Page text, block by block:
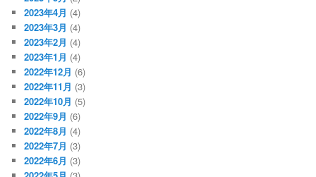
2023年4月 (4)
2023年3月 (4)
2023年2月 (4)
2023年1月 (4)
2022年12月 (6)
2022年11月 (3)
2022年10月 (5)
2022年9月 (6)
2022年8月 (4)
2022年7月 (3)
2022年6月 (3)